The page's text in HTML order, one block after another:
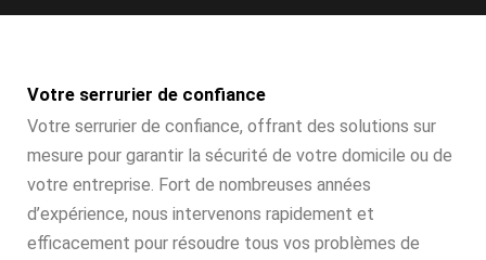
Votre serrurier de confiance
Votre serrurier de confiance, offrant des solutions sur
mesure pour garantir la sécurité de votre domicile ou de
votre entreprise. Fort de nombreuses années
d’expérience, nous intervenons rapidement et
efficacement pour résoudre tous vos problèmes de